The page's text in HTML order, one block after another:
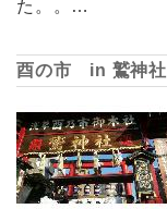
た。。…
酉の市 in 鷲神社